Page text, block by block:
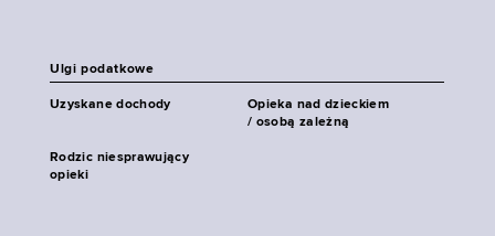
Ulgi podatkowe
Uzyskane dochody
Opieka nad dzieckiem
/ osobą zależną
Rodzic niesprawujący
opieki